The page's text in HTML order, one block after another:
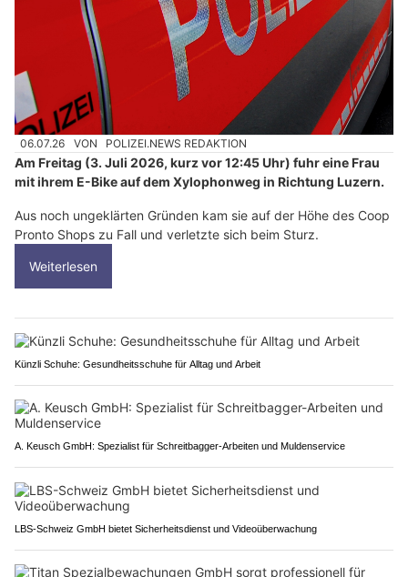
06.07.26 VON POLIZEI.NEWS REDAKTION
Am Freitag (3. Juli 2026, kurz vor 12:45 Uhr) fuhr eine Frau
mit ihrem E-Bike auf dem Xylophonweg in Richtung Luzern.
Aus noch ungeklärten Gründen kam sie auf der Höhe des Coop
Pronto Shops zu Fall und verletzte sich beim Sturz.
Weiterlesen
Künzli Schuhe: Gesundheitsschuhe für Alltag und Arbeit
A. Keusch GmbH: Spezialist für Schreitbagger-Arbeiten und Muldenservice
LBS-Schweiz GmbH bietet Sicherheitsdienst und Videoüberwachung